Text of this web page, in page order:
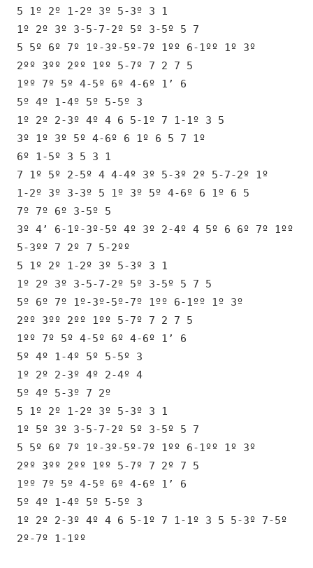
5 1º 2º 1-2º 3º 5-3º 3 1
1º 2º 3º 3-5-7-2º 5º 3-5º 5 7
5 5º 6º 7º 1º-3º-5º-7º 1ºº 6-1ºº 1º 3º
2ºº 3ºº 2ºº 1ºº 5-7º 7 2 7 5
1ºº 7º 5º 4-5º 6º 4-6º 1’ 6
5º 4º 1-4º 5º 5-5º 3
1º 2º 2-3º 4º 4 6 5-1º 7 1-1º 3 5
3º 1º 3º 5º 4-6º 6 1º 6 5 7 1º
6º 1-5º 3 5 3 1
7 1º 5º 2-5º 4 4-4º 3º 5-3º 2º 5-7-2º 1º
1-2º 3º 3-3º 5 1º 3º 5º 4-6º 6 1º 6 5
7º 7º 6º 3-5º 5
3º 4’ 6-1º-3º-5º 4º 3º 2-4º 4 5º 6 6º 7º 1ºº
5-3ºº 7 2º 7 5-2ºº
5 1º 2º 1-2º 3º 5-3º 3 1
1º 2º 3º 3-5-7-2º 5º 3-5º 5 7 5
5º 6º 7º 1º-3º-5º-7º 1ºº 6-1ºº 1º 3º
2ºº 3ºº 2ºº 1ºº 5-7º 7 2 7 5
1ºº 7º 5º 4-5º 6º 4-6º 1’ 6
5º 4º 1-4º 5º 5-5º 3
1º 2º 2-3º 4º 2-4º 4
5º 4º 5-3º 7 2º
5 1º 2º 1-2º 3º 5-3º 3 1
1º 5º 3º 3-5-7-2º 5º 3-5º 5 7
5 5º 6º 7º 1º-3º-5º-7º 1ºº 6-1ºº 1º 3º
2ºº 3ºº 2ºº 1ºº 5-7º 7 2º 7 5
1ºº 7º 5º 4-5º 6º 4-6º 1’ 6
5º 4º 1-4º 5º 5-5º 3
1º 2º 2-3º 4º 4 6 5-1º 7 1-1º 3 5 5-3º 7-5º
2º-7º 1-1ºº